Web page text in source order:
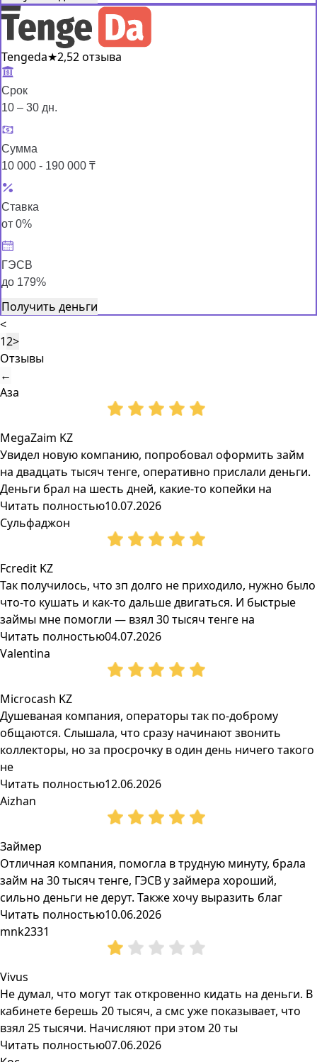
Tengeda★2,52 отзыва
Срок
10 – 30 дн.
Сумма
10 000 - 190 000 ₸
Ставка
от 0%
ГЭСВ
до 179%
Получить деньги
<
12>
Отзывы
←
Аза
MegaZaim KZ
Увидел новую компанию, попробовал оформить займ
на двадцать тысяч тенге, оперативно прислали деньги.
Деньги брал на шесть дней, какие-то копейки на
Читать полностью10.07.2026
Сульфаджон
Fcredit KZ
Так получилось, что зп долго не приходило, нужно было
что-то кушать и как-то дальше двигаться. И быстрые
займы мне помогли — взял 30 тысяч тенге на
Читать полностью04.07.2026
Valentina
Microcash KZ
Душеваная компания, операторы так по-доброму
общаются. Слышала, что сразу начинают звонить
коллекторы, но за просрочку в один день ничего такого
не
Читать полностью12.06.2026
Aizhan
Займер
Отличная компания, помогла в трудную минуту, брала
займ на 30 тысяч тенге, ГЭСВ у займера хороший,
сильно деньги не дерут. Также хочу выразить благ
Читать полностью10.06.2026
mnk2331
Vivus
Не думал, что могут так откровенно кидать на деньги. В
кабинете берешь 20 тысяч, а смс уже показывает, что
взял 25 тысячи. Начисляют при этом 20 ты
Читать полностью07.06.2026